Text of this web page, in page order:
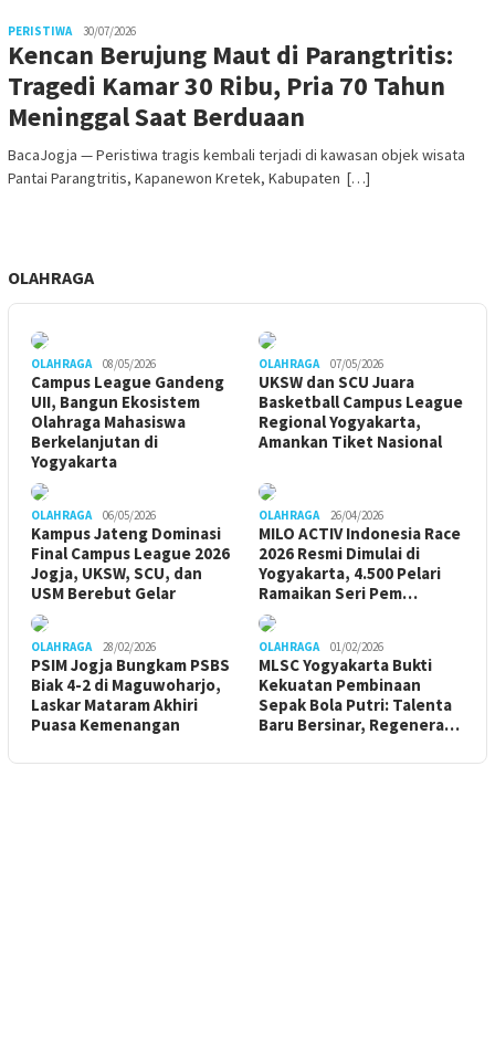
PERISTIWA 30/07/2026
Kencan Berujung Maut di Parangtritis:
Tragedi Kamar 30 Ribu, Pria 70 Tahun
Meninggal Saat Berduaan
BacaJogja — Peristiwa tragis kembali terjadi di kawasan objek wisata
Pantai Parangtritis, Kapanewon Kretek, Kabupaten […]
OLAHRAGA
OLAHRAGA 08/05/2026
Campus League Gandeng
UII, Bangun Ekosistem
Olahraga Mahasiswa
Berkelanjutan di
Yogyakarta
OLAHRAGA 07/05/2026
UKSW dan SCU Juara
Basketball Campus League
Regional Yogyakarta,
Amankan Tiket Nasional
OLAHRAGA 06/05/2026
Kampus Jateng Dominasi
Final Campus League 2026
Jogja, UKSW, SCU, dan
USM Berebut Gelar
OLAHRAGA 26/04/2026
MILO ACTIV Indonesia Race
2026 Resmi Dimulai di
Yogyakarta, 4.500 Pelari
Ramaikan Seri Pem…
OLAHRAGA 28/02/2026
PSIM Jogja Bungkam PSBS
Biak 4-2 di Maguwoharjo,
Laskar Mataram Akhiri
Puasa Kemenangan
OLAHRAGA 01/02/2026
MLSC Yogyakarta Bukti
Kekuatan Pembinaan
Sepak Bola Putri: Talenta
Baru Bersinar, Regenera…